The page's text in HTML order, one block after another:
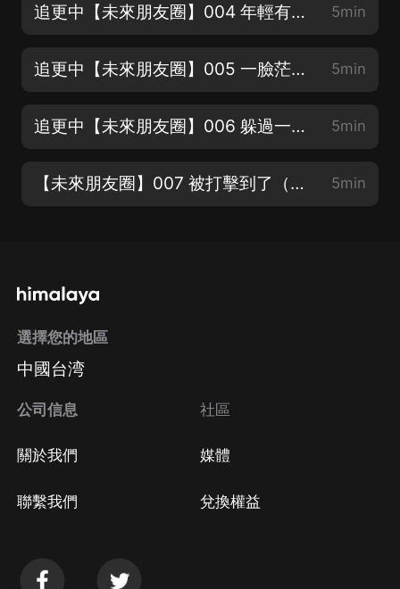
追更中【未來朋友圈】004 年輕有為（喜歡誰的聲音？快來表白吧） 5min
追更中【未來朋友圈】005 一臉茫然（喜歡哪個角色？評論區告訴我吧） 5min
追更中【未來朋友圈】006 躲過一劫（收聽完整集，對主播很重要哦） 5min
【未來朋友圈】007 被打擊到了（訂閱分享 五星好評 投月票啦） 5min
選擇您的地區
中國台湾
公司信息
關於我們
聯繫我們
社區
媒體
兌換權益